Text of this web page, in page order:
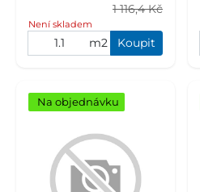
1 116,4 Kč
Není skladem
m2 Koupit
Na objednávku